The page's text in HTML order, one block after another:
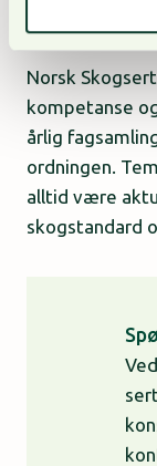
Norsk
kompetanse
årlig
ordningen.
alltid være
skogstandard